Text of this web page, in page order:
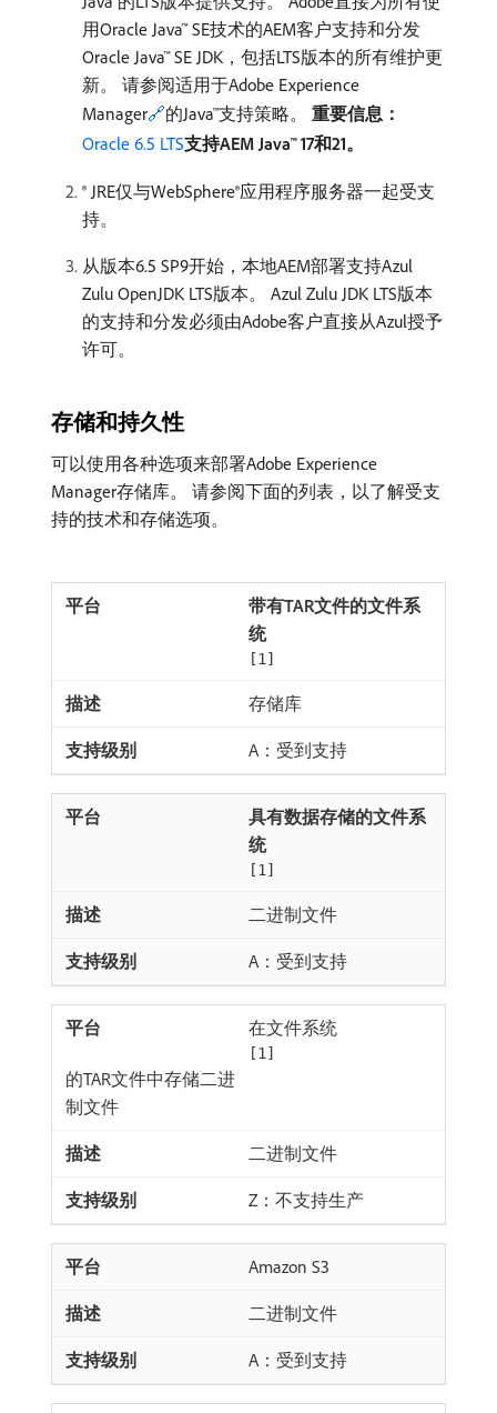
用Oracle Java™ SE技术的AEM客户支持和分发
Oracle Java™ SE JDK，包括LTS版本的所有维护更
新。 请参阅适用于Adobe Experience
Manager🔗的Java™支持策略。 重要信息：
Oracle 6.5 LTS支持AEM Java™ 17和21。
® JRE仅与WebSphere®应用程序服务器一起受支
持。
从版本6.5 SP9开始，本地AEM部署支持Azul
Zulu OpenJDK LTS版本。 Azul Zulu JDK LTS版本
的支持和分发必须由Adobe客户直接从Azul授予
许可。
存储和持久性
可以使用各种选项来部署Adobe Experience
Manager存储库。 请参阅下面的列表，以了解受支
持的技术和存储选项。
带有TAR文件的文件系
统
[1]
存储库
A：受到支持
具有数据存储的文件系
统
[1]
二进制文件
A：受到支持
在文件系统
[1]
的TAR文件中存储二进
制文件
二进制文件
Z：不支持生产
Amazon S3
二进制文件
A：受到支持